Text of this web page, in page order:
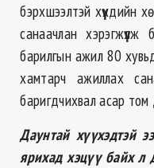
бэрхшээлтэй хүүхдийн
санаачлан
барилгын ажил 80
хамтарч ажиллах
баригдчихвал асар
Даунтай хүүхэдтэй
ярихад хэцүү байх л